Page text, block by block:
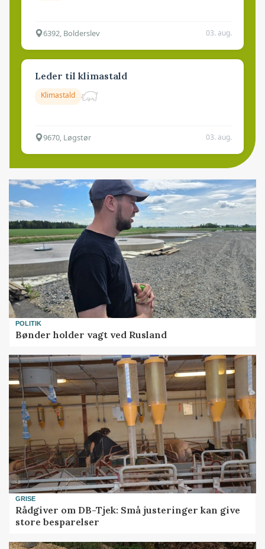
6392, Bolderslev 03. aug.
Leder til klimastald
Klimastald
9670, Løgstør 03. aug.
POLITIK
Bønder holder vagt ved Rusland
GRISE
Rådgiver om DB-Tjek: Små justeringer kan give
store besparelser